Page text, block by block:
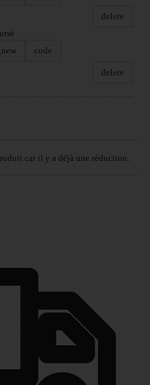
delete
code
delete
car il y a déjà une réduction.